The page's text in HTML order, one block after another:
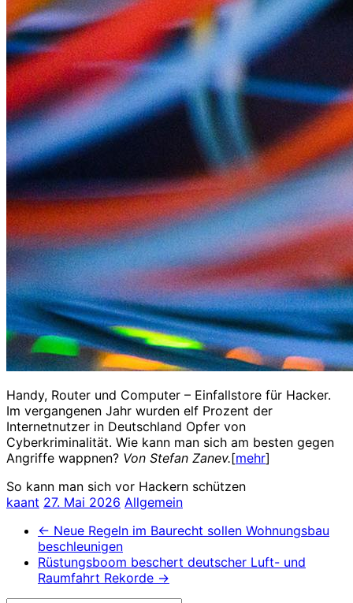
Handy, Router und Computer – Einfallstore für Hacker.
Im vergangenen Jahr wurden elf Prozent der
Internetnutzer in Deutschland Opfer von
Cyberkriminalität. Wie kann man sich am besten gegen
Angriffe wappnen? Von Stefan Zanev.[mehr]
So kann man sich vor Hackern schützen
kaant 27. Mai 2026 Allgemein
← Neue Regeln im Baurecht sollen Wohnungsbau
beschleunigen
Rüstungsboom beschert deutscher Luft- und
Raumfahrt Rekorde →